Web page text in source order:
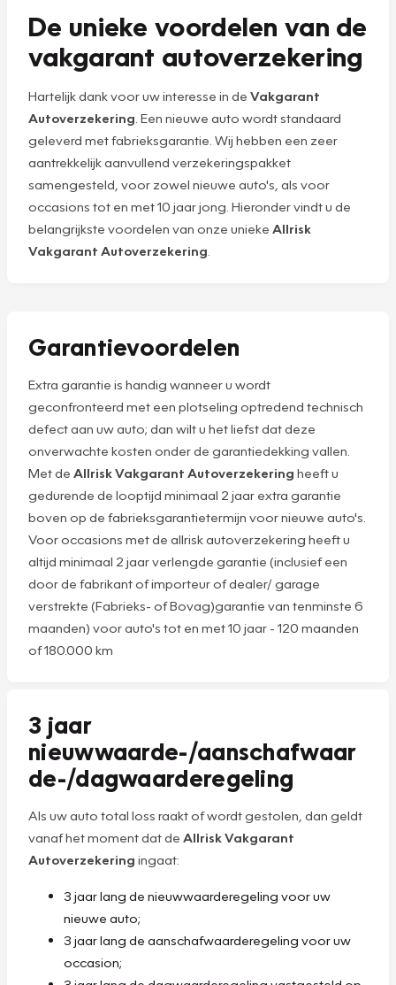
De unieke voordelen van de
vakgarant autoverzekering
Hartelijk dank voor uw interesse in de Vakgarant
Autoverzekering . Een nieuwe auto wordt standaard
geleverd met fabrieksgarantie. Wij hebben een zeer
aantrekkelijk aanvullend verzekeringspakket
samengesteld, voor zowel nieuwe auto's, als voor
occasions tot en met 10 jaar jong. Hieronder vindt u de
belangrijkste voordelen van onze unieke Allrisk
Vakgarant Autoverzekering
Garantievoordelen
Extra garantie is handig wanneer u wordt
geconfronteerd met een plotseling optredend technisch
defect aan uw auto; dan wilt u het liefst dat deze
onverwachte kosten onder de garantiedekking vallen.
Met de Allrisk Vakgarant Autoverzekering heeft u
gedurende de looptijd minimaal 2 jaar extra garantie
boven op de fabrieksgarantietermijn voor nieuwe auto's.
Voor occasions met de allrisk autoverzekering heeft u
altijd minimaal 2 jaar verlengde garantie (inclusief een
door de fabrikant of importeur of dealer/ garage
verstrekte (Fabrieks- of Bovag)garantie van tenminste 6
maanden) voor auto's tot en met 10 jaar - 120 maanden
of 180.000 km
3 jaar
nieuwwaarde-/aanschafwaar
de-/dagwaarderegeling
Als uw auto total loss raakt of wordt gestolen, dan geldt
vanaf het moment dat de Allrisk Vakgarant
Autoverzekering ingaat:
3 jaar lang de nieuwwaarderegeling voor uw
nieuwe auto;
3 jaar lang de aanschafwaarderegeling voor uw
occasion;